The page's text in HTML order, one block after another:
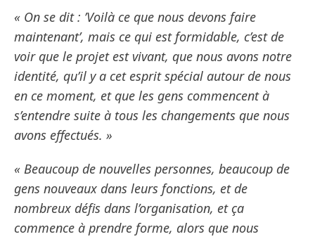
« On se dit : ’Voilà ce que nous devons faire
maintenant’, mais ce qui est formidable, c’est de
voir que le projet est vivant, que nous avons notre
identité, qu’il y a cet esprit spécial autour de nous
en ce moment, et que les gens commencent à
s’entendre suite à tous les changements que nous
avons effectués. »
« Beaucoup de nouvelles personnes, beaucoup de
gens nouveaux dans leurs fonctions, et de
nombreux défis dans l’organisation, et ça
commence à prendre forme, alors que nous